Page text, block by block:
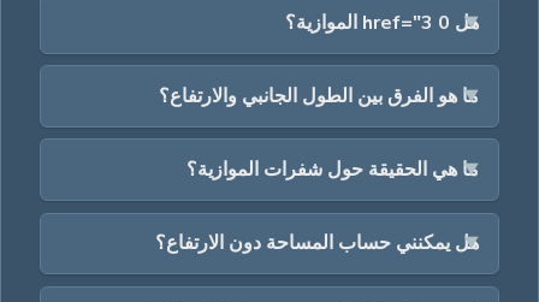
هل 0 href="3 الموازية؟
ما هو الفرق بين الطول الجانبي والارتفاع؟
ما هي الحقيقة حول شفرات الموازية؟
هل يمكنني حساب المساحة دون الارتفاع؟